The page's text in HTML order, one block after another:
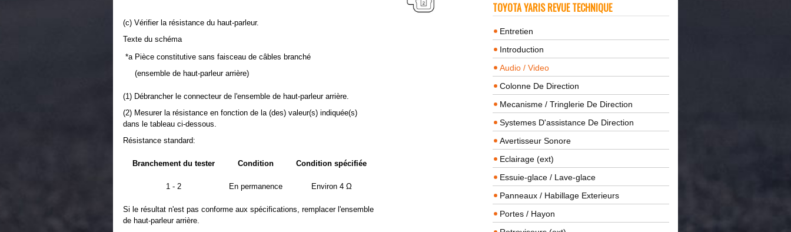
(c) Vérifier la résistance du haut-parleur.
Texte du schéma
*a Pièce constitutive sans faisceau de câbles branché
(ensemble de haut-parleur arrière)
(1) Débrancher le connecteur de l'ensemble de haut-parleur arrière.
(2) Mesurer la résistance en fonction de la (des) valeur(s) indiquée(s)
dans le tableau ci-dessous.
Résistance standard:
Branchement du tester Condition Condition spécifiée
1 - 2 En permanence Environ 4 Ω
Si le résultat n'est pas conforme aux spécifications, remplacer l'ensemble
de haut-parleur arrière.
TOYOTA YARIS REVUE TECHNIQUE
Entretien
Introduction
Audio / Video
Colonne De Direction
Mecanisme / Tringlerie De Direction
Systemes D'assistance De Direction
Avertisseur Sonore
Eclairage (ext)
Essuie-glace / Lave-glace
Panneaux / Habillage Exterieurs
Portes / Hayon